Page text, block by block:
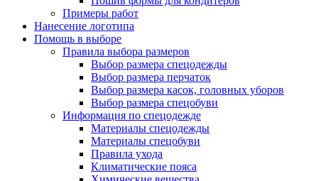
Примеры работ
Нанесение логотипа
Помощь в выборе
Правила выбора размеров
Выбор размера спецодежды
Выбор размера перчаток
Выбор размера касок, головных уборов
Выбор размера спецобуви
Информация по спецодежде
Материалы спецодежды
Материалы спецобуви
Правила ухода
Климатические пояса